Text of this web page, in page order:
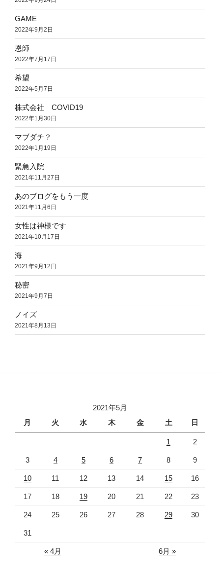
GAME
2022年9月2日
恩師
2022年7月17日
希望
2022年5月7日
株式会社 COVID19
2022年1月30日
マブダチ？
2022年1月19日
緊急入院
2021年11月27日
あのブログをもう一度
2021年11月6日
女性は神様です
2021年10月17日
海
2021年9月12日
秘密
2021年9月7日
ノイズ
2021年8月13日
2021年5月
月
火 水 木 金 土 日
1 2
3 4 5 6 7 8 9
10 11 12 13 14 15 16
17 18 19 20 21 22 23
24 25 26 27 28 29 30
31
« 4月 6月 »